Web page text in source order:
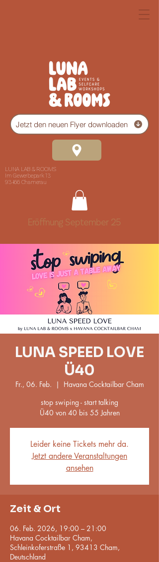
Eröffnung September 25
LUNA LAB & ROOMS
Im Gewerbepark 13
93466 Chamerau
Jetzt den neuen Flyer downloaden
LUNA SPEED LOVE
Ü40
Fr., 06. Feb.
  |
Havana Cocktailbar Cham
stop swiping - start talking
Ü40 von 40 bis 55 Jahren
Leider keine Tickets mehr da.
Jetzt andere Veranstaltungen
ansehen
Zeit & Ort
06. Feb. 2026, 19:00 – 21:00
Havana Cocktailbar Cham,
Schleinkoferstraße 1, 93413 Cham,
Deutschland